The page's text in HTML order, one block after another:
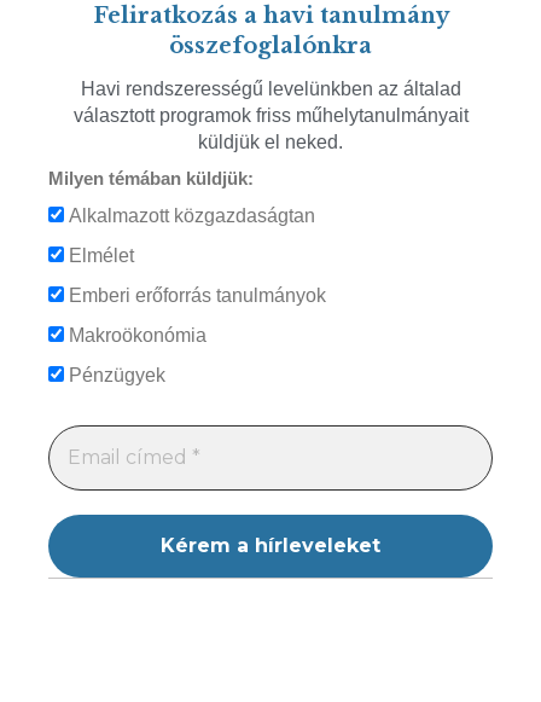
Feliratkozás a havi tanulmány
összefoglalónkra
Havi rendszerességű levelünkben az általad
választott programok friss műhelytanulmányait
küldjük el neked.
Milyen témában küldjük:
Alkalmazott közgazdaságtan
Elmélet
Emberi erőforrás tanulmányok
Makroökonómia
Pénzügyek